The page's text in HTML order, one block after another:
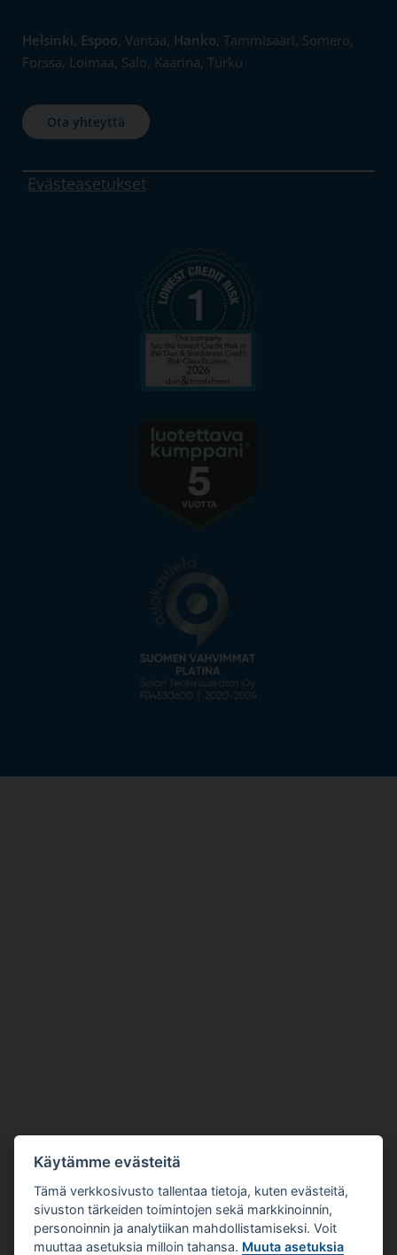
Helsinki, Espoo, Vantaa, Hanko, Tammisaari, Somero,
Forssa, Loimaa, Salo, Kaarina, Turku
Ota yhteyttä
Evästeasetukset
Käytämme evästeitä
Tämä verkkosivusto tallentaa tietoja, kuten evästeitä,
sivuston tärkeiden toimintojen sekä markkinoinnin,
personoinnin ja analytiikan mahdollistamiseksi. Voit
muuttaa asetuksia milloin tahansa. Muuta asetuksia